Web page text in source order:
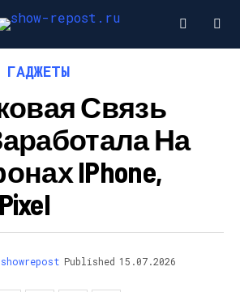
ГАДЖЕТЫ
Связь
На
IPhone,
showrepost Published 15.07.2026